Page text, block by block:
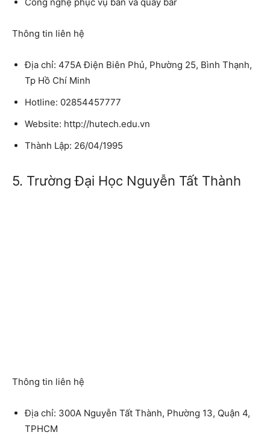
Thông tin liên hệ
Địa chỉ: 475A Điện Biên Phủ, Phường 25, Bình Thạnh,
Tp Hồ Chí Minh
Hotline: 02854457777
Website: http://hutech.edu.vn
Thành Lập: 26/04/1995
5. Trường Đại Học Nguyễn Tất Thành
Thông tin liên hệ
Địa chỉ: 300A Nguyễn Tất Thành, Phường 13, Quận 4,
TPHCM